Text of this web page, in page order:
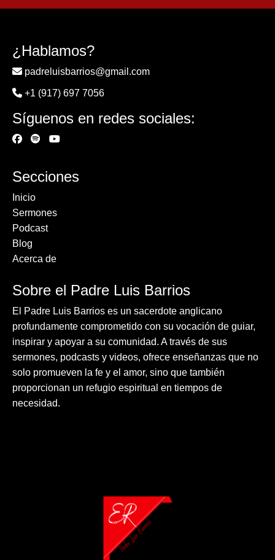
¿Hablamos?
padreluisbarrios@gmail.com
+1 (917) 697 7056
Síguenos en redes sociales:
Secciones
Inicio
Sermones
Podcast
Blog
Acerca de
Sobre el Padre Luis Barrios
El Padre Luis Barrios es un sacerdote anglicano
profundamente comprometido con su vocación de guiar,
inspirar y apoyar a su comunidad. A través de sus
sermones, podcasts y videos, ofrece enseñanzas que no
solo promueven la fe y el amor, sino que también
proporcionan un refugio espiritual en tiempos de
necesidad.